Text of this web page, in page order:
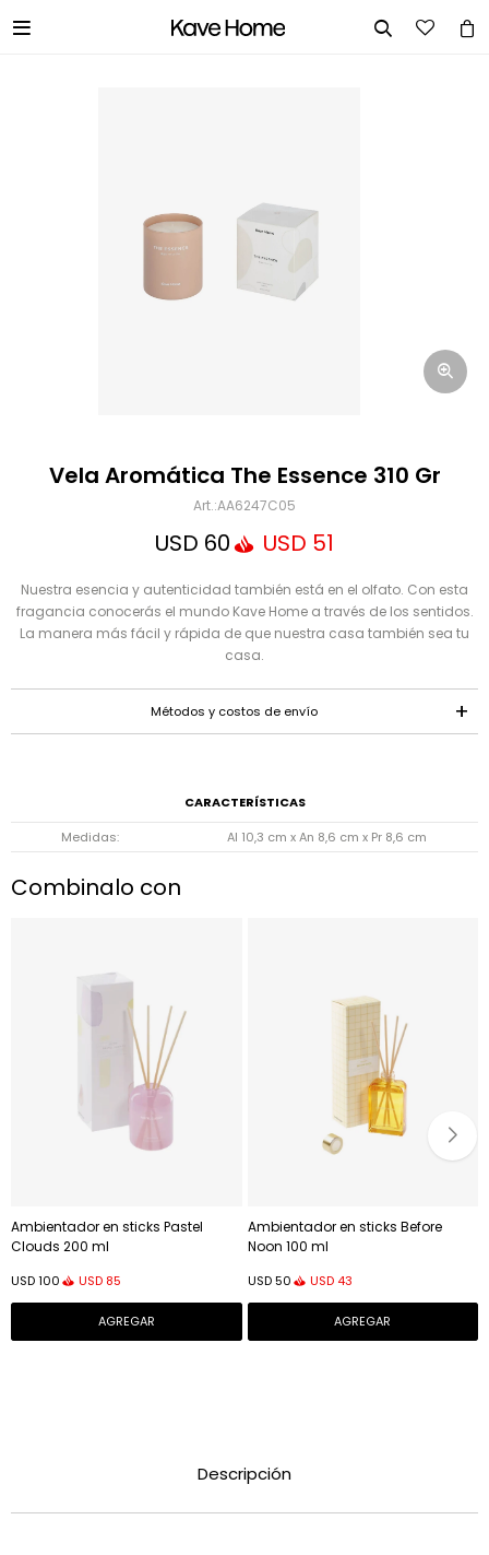
 
Vela Aromática The Essence 310 Gr
AA6247C05
USD 60 USD 51
Nuestra esencia y autenticidad también está en el olfato. Con esta
fragancia conocerás el mundo Kave Home a través de los sentidos.
La manera más fácil y rápida de que nuestra casa también sea tu
casa.
Métodos y costos de envío
CARACTERÍSTICAS
Medidas
Al 10,3 cm x An 8,6 cm x Pr 8,6 cm
Combinalo con
Ambientador en sticks Pastel
Clouds 200 ml
USD100 USD 85
Ambientador en sticks Before
Noon 100 ml
USD 50 USD 43
Descripción
ENVIAR